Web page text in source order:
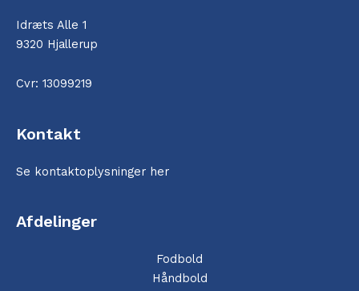
Idræts Alle 1
9320 Hjallerup
Cvr: 13099219
Kontakt
Se kontaktoplysninger her
Afdelinger
Fodbold
Håndbold